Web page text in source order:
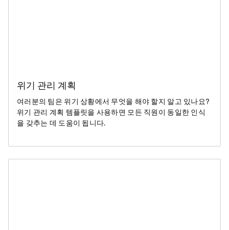
위기 관리 계획
여러분의 팀은 위기 상황에서 무엇을 해야 할지 알고 있나요?
위기 관리 계획 템플릿을 사용하면 모든 직원이 동일한 인식
을 갖추는 데 도움이 됩니다.